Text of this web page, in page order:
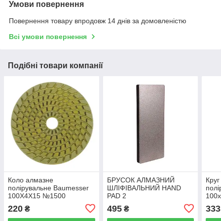
Умови повернення
Повернення товару впродовж 14 днів за домовленістю
Всі умови повернення
Подібні товари компанії
Коло алмазне
полірувальне Baumesser
100X4X15 №1500
Premium (99937351005)
220 ₴
БРУСОК АЛМАЗНИЙ
ШЛІФІВАЛЬНИЙ HAND
PAD 2
495₴ 333